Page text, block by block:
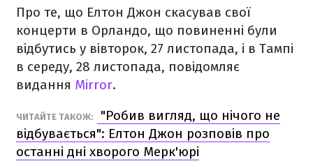
Про те, що Елтон Джон скасував свої
концерти в Орландо, що повиненні були
відбутись у вівторок, 27 листопада, і в Тампі
в середу, 28 листопада, повідомляє
видання Mirror.
ЧИТАЙТЕ ТАКОЖ:
"Робив вигляд, що нічого не
відбувається": Елтон Джон розповів про
останні дні хворого Мерк'юрі